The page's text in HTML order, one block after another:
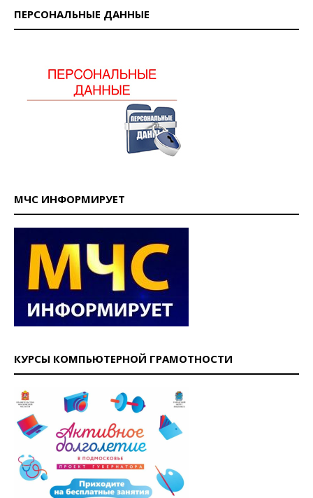
ПЕРСОНАЛЬНЫЕ ДАННЫЕ
МЧС ИНФОРМИРУЕТ
КУРСЫ КОМПЬЮТЕРНОЙ ГРАМОТНОСТИ